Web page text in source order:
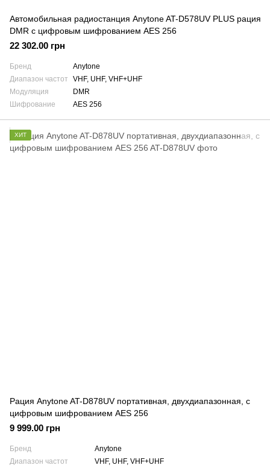
Автомобильная радиостанция Anytone AT-D578UV PLUS рация
DMR с цифровым шифрованием AES 256
22 302.00 грн
Бренд
Anytone
Диапазон частот
VHF, UHF, VHF+UHF
Модуляция
DMR
Шифрование
AES 256
ХИТ
Рация Anytone AT-D878UV портативная, двухдиапазонная, с
цифровым шифрованием AES 256
9 999.00 грн
Бренд
Anytone
Диапазон частот
VHF, UHF, VHF+UHF